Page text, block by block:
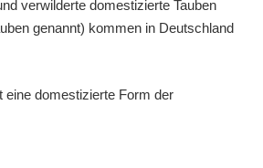
verwilderte domestizierte Tauben
genannt) kommen in Deutschland
eine domestizierte Form der